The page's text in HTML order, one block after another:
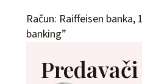
Račun: Raiffeisen banka,
banking”
Predavači